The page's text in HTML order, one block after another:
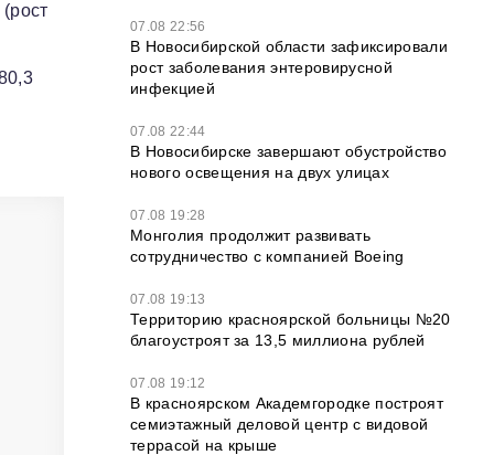
07.08 22:56
В Новосибирской области зафиксировали
рост заболевания энтеровирусной
инфекцией
07.08 22:44
В Новосибирске завершают обустройство
нового освещения на двух улицах
07.08 19:28
Монголия продолжит развивать
сотрудничество с компанией Boeing
07.08 19:13
Территорию красноярской больницы №20
благоустроят за 13,5 миллиона рублей
07.08 19:12
В красноярском Академгородке построят
семиэтажный деловой центр с видовой
террасой на крыше